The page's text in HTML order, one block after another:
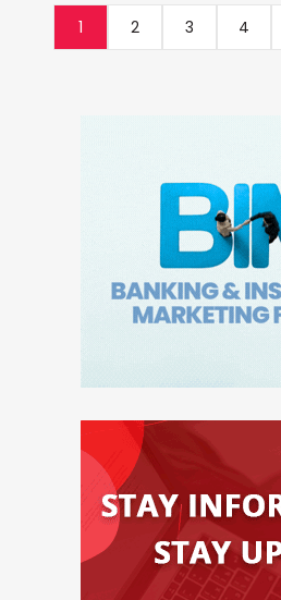
1 2 3 4